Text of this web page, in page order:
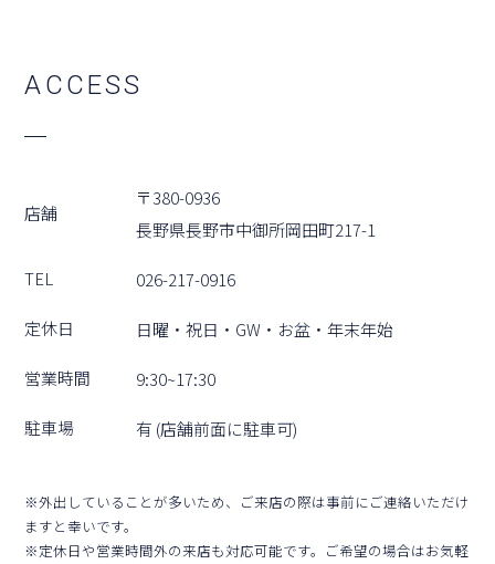
ACCESS
店舗
〒380-0936
⻑野県⻑野市中御所岡⽥町217-1
TEL 026-217-0916
定休⽇ ⽇曜・祝⽇・GW・お盆・年末年始
営業時間 9:30~17:30
駐⾞場 有 (店舗前⾯に駐⾞可)
※外出していることが多いため、ご来店の際は事前にご連絡いただけ
ますと幸いです。
※定休⽇や営業時間外の来店も対応可能です。ご希望の場合はお気軽